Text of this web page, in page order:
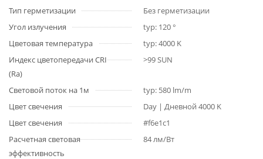
Тип герметизации
Без герметизации
Угол излучения
typ: 120 °
Цветовая температура
typ: 4000 K
Индекс цветопередачи CRI
(Ra)
>99 SUN
Световой поток на 1м
typ: 580 lm/m
Цвет свечения
Day | Дневной 4000 K
Цвет свечения
#f6e1c1
Расчетная световая
эффективность
84 лм/Вт